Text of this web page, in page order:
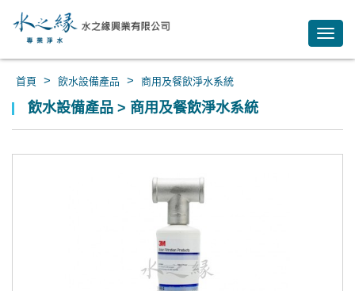
首頁 > 飲水設備產品 > 商用及餐飲淨水系統
飲水設備產品 > 商用及餐飲淨水系統